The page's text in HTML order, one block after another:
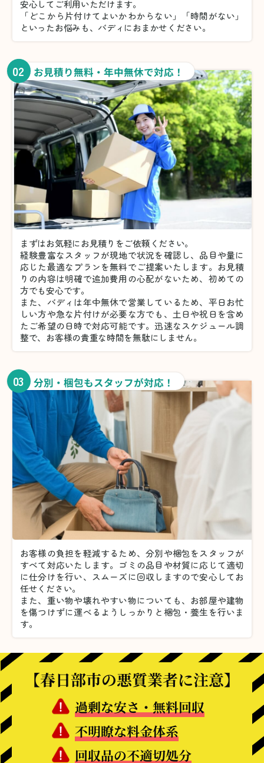
安心してご利用いただけます。
「どこから片付けてよいかわからない」「時間がない」
といったお悩みも、バディにおまかせください。
02 お見積り無料・年中無休で対応！
まずはお気軽にお見積りをご依頼ください。
経験豊富なスタッフが現地で状況を確認し、品目や量に
応じた最適なプランを無料でご提案いたします。お見積
りの内容は明確で追加費用の心配がないため、初めての
方でも安心です。
また、バディは年中無休で営業しているため、平日お忙
しい方や急な片付けが必要な方でも、土日や祝日を含め
たご希望の日時で対応可能です。迅速なスケジュール調
整で、お客様の貴重な時間を無駄にしません。
03 分別・梱包もスタッフが対応！
お客様の負担を軽減するため、分別や梱包をスタッフが
すべて対応いたします。 ゴミの品目や材質に応じて適切
に仕分けを行い、スムーズに回収しますので安心してお
任せください。
また、重い物や壊れやすい物についても、お部屋や建物
を傷つけずに運べるようしっかりと梱包・養生を行いま
す。
【春日部市の悪質業者に注意】
過剰な安さ・無料回収
不明瞭な料金体系
回収品の不適切処分